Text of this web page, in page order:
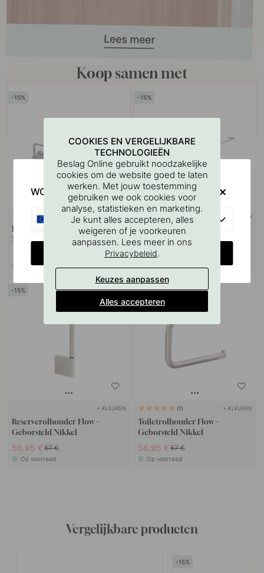
Koop samen met
15
+ KLEUREN
Doucherek Match - Geborsteld
Nikkel
76.50 €
Op voorraad
15
+ KLEUREN
Handdoekhouder Flow -
Geborsteld Nikkel
96.47 €
15
+ KLEUREN
Reserverolhouder Flow -
Geborsteld Nikkel
56.95 € 67 €
Op voorraad
15
1 + KLEUREN
Toiletrolhouder Flow -
Geborsteld Nikkel
56.95 € 67 €
Op voorraad
Vergelijkbare producten
15
COOKIES EN VERGELIJKBARE
TECHNOLOGIEËN
Beslag Online gebruikt noodzakelijke
cookies om de website goed te laten
werken. Met jouw toestemming
gebruiken we ook cookies voor
analyse, statistieken en marketing.
Je kunt alles accepteren, alles
weigeren of je voorkeuren
aanpassen. Lees meer in ons
Privacybeleid.
Keuzes aanpassen
Alles accepteren
WOULD YOU RATHER VISIT?
CHANGE COUNTRY